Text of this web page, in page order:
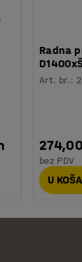
Radna
Art. br.:
bez PDV
U